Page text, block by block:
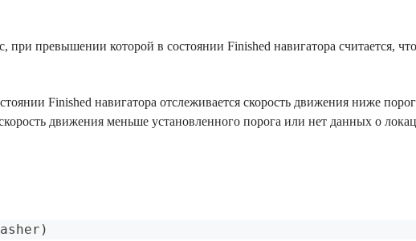
при превышении которой в состоянии Finished навигатора считается,
Finished навигатора отслеживается скорость движения ниже
движения меньше установленного порога или нет данных о
)